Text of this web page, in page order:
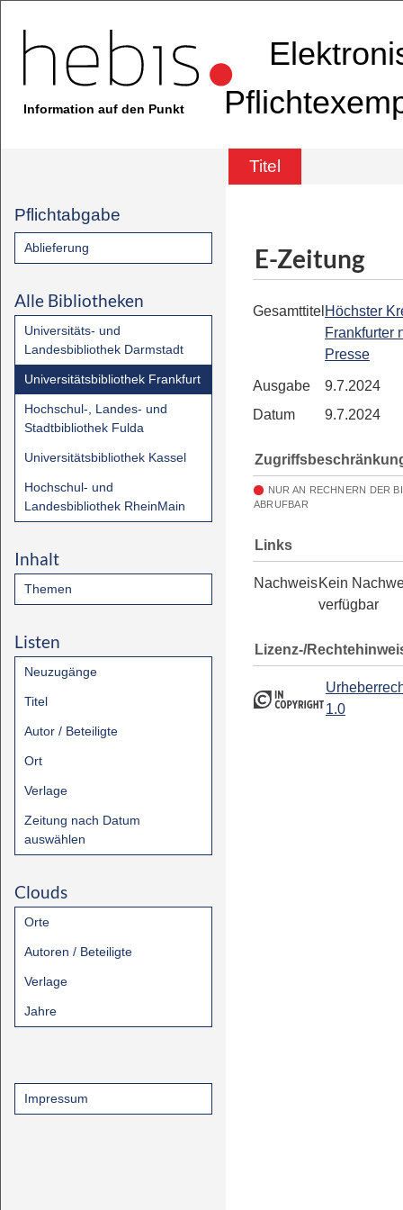
Information auf den Punkt
Titel
Pflichtabgabe
Ablieferung
Alle Bibliotheken
Universitäts- und
Landesbibliothek Darmstadt
Universitätsbibliothek Frankfurt
Hochschul-, Landes- und
Stadtbibliothek Fulda
Universitätsbibliothek Kassel
Hochschul- und
Landesbibliothek RheinMain
Inhalt
Themen
Listen
Neuzugänge
Titel
Autor / Beteiligte
Ort
Verlage
Zeitung nach Datum
auswählen
Clouds
Orte
Autoren / Beteiligte
Verlage
Jahre
Impressum
E-Zeitung
Gesamttitel Höchster
Frankfurter
Presse
Ausgabe
9.7.2024
Datum
9.7.2024
NUR AN RECHNERN DER
ABRUFBAR
Links
NachweisKein
verfügbar
Lizenz-/
1.0